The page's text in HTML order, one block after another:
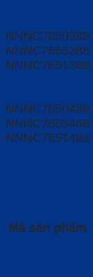
NNNC7650388
NNNC7655388
NNNC7651388
NNNC7650488
NNNC7655488
NNNC7651488
Mã sản phẩm